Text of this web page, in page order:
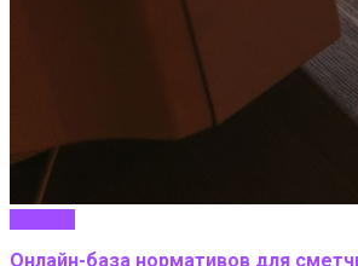
Онлайн-база нормативов для